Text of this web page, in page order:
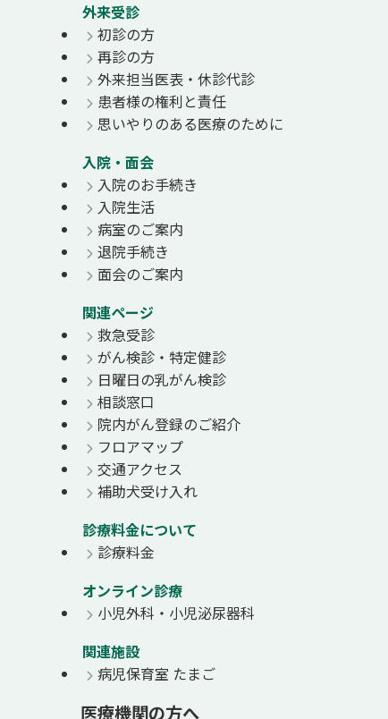
外来受診
初診の方
再診の方
外来担当医表・休診代診
患者様の権利と責任
思いやりのある医療のために
入院・面会
入院のお手続き
入院生活
病室のご案内
退院手続き
面会のご案内
関連ページ
救急受診
がん検診・特定健診
日曜日の乳がん検診
相談窓口
院内がん登録のご紹介
フロアマップ
交通アクセス
補助犬受け入れ
診療料金について
診療料金
オンライン診療
小児外科・小児泌尿器科
関連施設
病児保育室 たまご
医療機関の方へ